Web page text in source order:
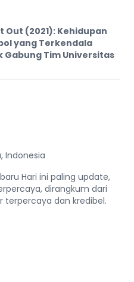
Out (2021): Kehidupan
yang Terkendala
Gabung Tim Universitas
Indonesia
Hari ini paling update,
dirangkum dari
dan kredibel.